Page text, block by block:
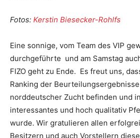
Fotos: Kerstin Biesecker-Rohlfs
Eine sonnige, vom Team des VIP
durchgeführte und am Samstag
FIZO geht zu Ende. Es freut uns,
Ranking der
norddeutscher Zucht befinden und
interessantes und hoch qualitativ
wurde. Wir gratulieren allen
Besitzern und auch Vorstellern